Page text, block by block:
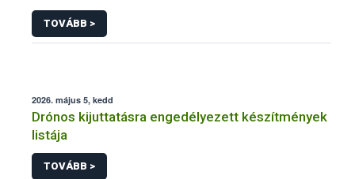
engedélyezésére, továbbá a meglévő engedély
meghosszabbítására vagy módosítására irányuló
eljárásba
TOVÁBB >
2026. május 5, kedd
Drónos kijuttatásra engedélyezett készítmények
listája
TOVÁBB >